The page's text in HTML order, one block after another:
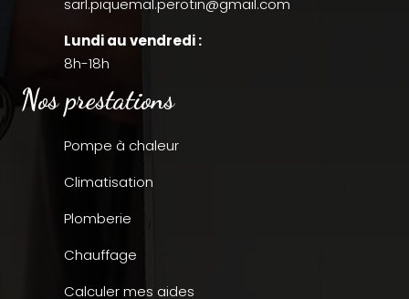
sarl.piquemal.perotin@gmail.com
Lundi au vendredi :
8h-18h
Nos prestations
Pompe à chaleur
Climatisation
Plomberie
Chauffage
Calculer mes aides